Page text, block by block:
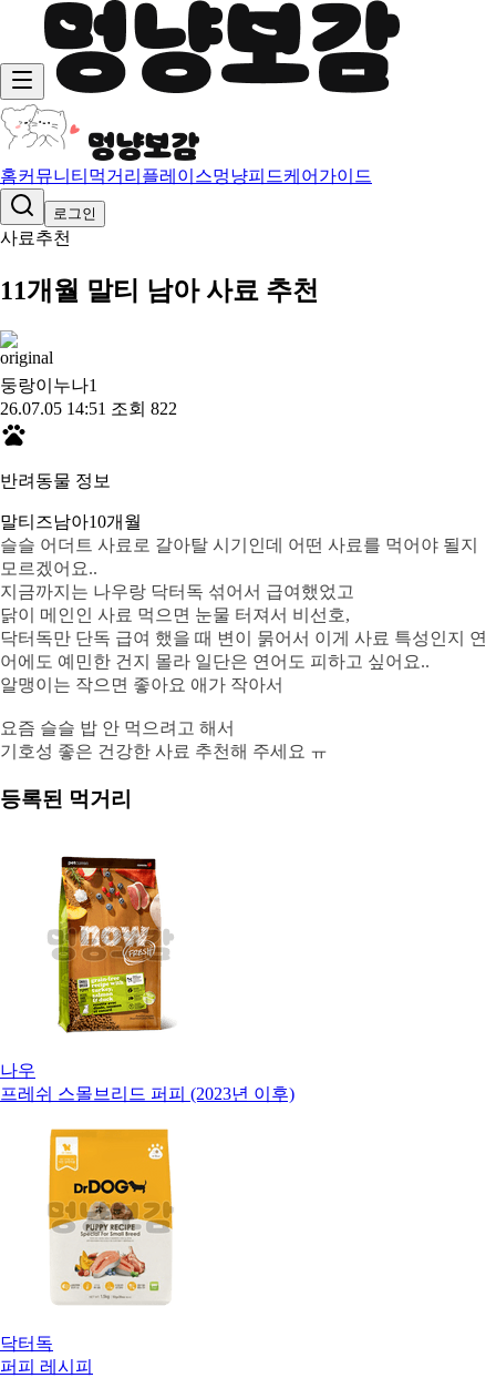
홈커뮤니티 먹거리 플레이스멍냥피드케어가이드
로그인
사료추천
11개월 말티 남아 사료 추천
둥랑이누나1
26.07.05 14:51 조회 822
반려동물 정보
말티즈남아10개월
슬슬 어더트 사료로 갈아탈 시기인데 어떤 사료를 먹어야 될지
모르겠어요..
지금까지는 나우랑 닥터독 섞어서 급여했었고
닭이 메인인 사료 먹으면 눈물 터져서 비선호,
닥터독만 단독 급여 했을 때 변이 묽어서 이게 사료 특성인지 연
어에도 예민한 건지 몰라 일단은 연어도 피하고 싶어요..
알맹이는 작으면 좋아요 애가 작아서
요즘 슬슬 밥 안 먹으려고 해서
기호성 좋은 건강한 사료 추천해 주세요 ㅠ
등록된 먹거리
나우
프레쉬 스몰브리드 퍼피 (2023년 이후)
닥터독
퍼피 레시피